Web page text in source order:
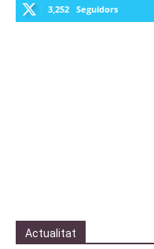
3,252 Seguidors
Actualitat